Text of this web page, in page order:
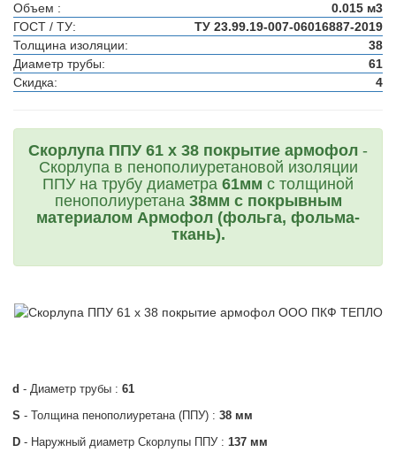
Объем :
0.015 м3
ГОСТ / ТУ:
ТУ 23.99.19-007-06016887-2019
Толщина изоляции:
38
Диаметр трубы:
61
Скидка:
4
Скорлупа ППУ 61 х 38 покрытие армофол -
Скорлупа в пенополиуретановой изоляции
ППУ на трубу диаметра 61мм с толщиной
пенополиуретана 38мм с покрывным
материалом Армофол (фольга, фольма-
ткань).
d - Диаметр трубы : 61
S - Толщина пенополиуретана (ППУ) : 38 мм
D - Наружный диаметр Скорлупы ППУ : 137 мм